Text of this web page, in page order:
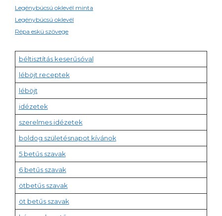
Legénybúcsú oklevél minta
Legénybúcsú oklevél
Répa eskü szövege
béltisztítás keserűsóval
léböjt receptek
léböjt
idézetek
szerelmes idézetek
boldog születésnapot kívánok
5 betűs szavak
6 betűs szavak
ötbetűs szavak
öt betűs szavak